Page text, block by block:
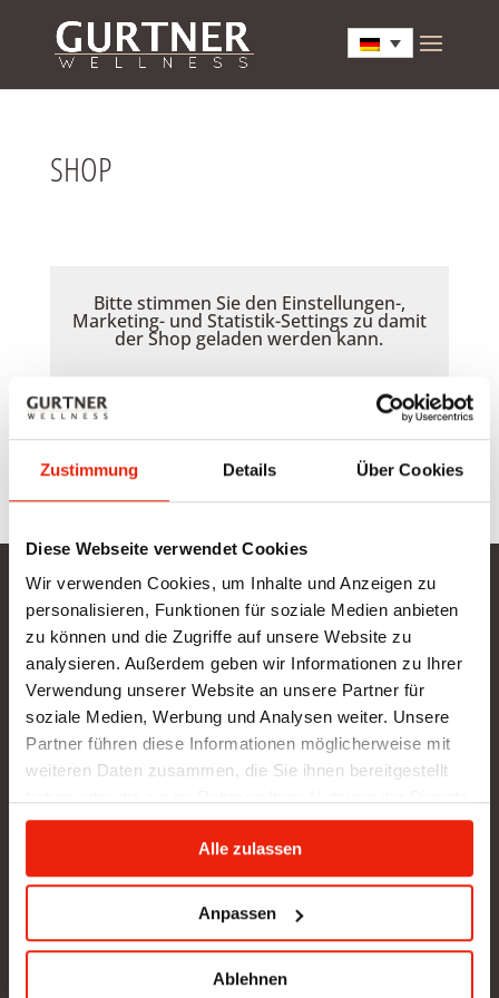
Zustimmung Details Über Cookies
Diese Webseite verwendet Cookies
Wir verwenden Cookies, um Inhalte und Anzeigen zu
personalisieren, Funktionen für soziale Medien anbieten
zu können und die Zugriffe auf unsere Website zu
analysieren. Außerdem geben wir Informationen zu Ihrer
Verwendung unserer Website an unsere Partner für
soziale Medien, Werbung und Analysen weiter. Unsere
Partner führen diese Informationen möglicherweise mit
weiteren Daten zusammen, die Sie ihnen bereitgestellt
gesammelt haben.
Alle zulassen
Anpassen
Ablehnen
SHOP
Bitte stimmen Sie den Einstellungen-,
Marketing- und Statistik-Settings zu damit
der Shop geladen werden kann.
Gurtner Wellness GmbH
SHOWROOM NEU: in Arbeit - wir bitten um etwas
Geduld
BÜRO (kein Kundenverkehr):
Gunzing 57
4923 Lohnsburg
office@gurtner-infrarot.at
Anfrage senden